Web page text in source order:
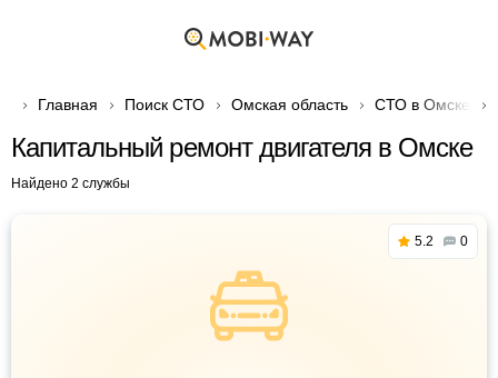
Главная Поиск СТО Омская область СТО в Омске
Капитальный ремонт двигателя в Омске
Найдено 2 службы
5.2 0